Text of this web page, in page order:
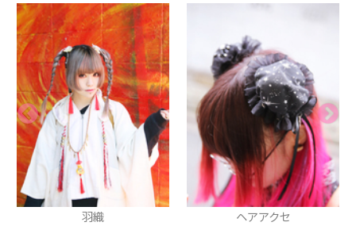
ヘアアクセ チョーカー